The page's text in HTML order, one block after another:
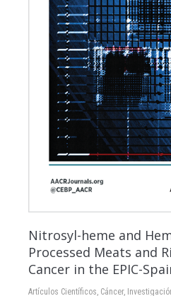
Nitrosyl-heme and
Processed Meats and
Cancer in the EPIC-
Artículos Científicos, Cáncer,